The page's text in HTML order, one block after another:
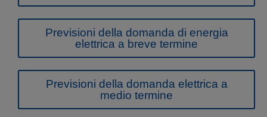
Previsioni della domanda di energia
elettrica a breve termine
Previsioni della domanda elettrica a
medio termine